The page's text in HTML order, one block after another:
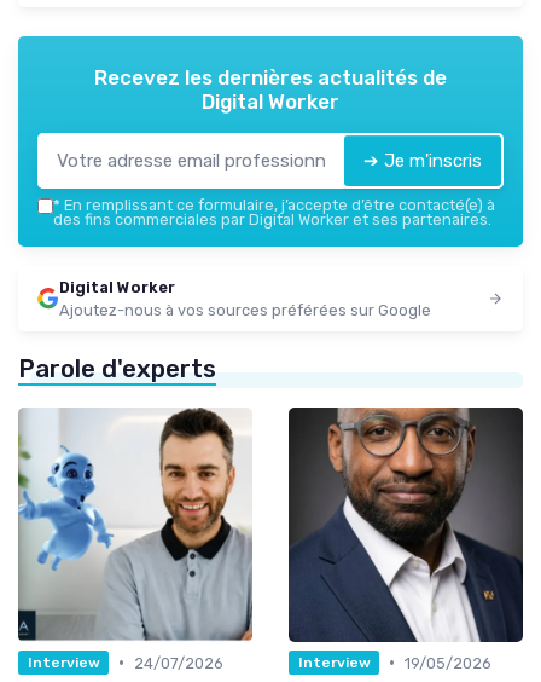
Recevez les dernières actualités de
Digital Worker
➔ Je m'inscris
* En remplissant ce formulaire, j’accepte d’être contacté(e) à
des fins commerciales par Digital Worker et ses partenaires.
Digital Worker
Ajoutez-nous à vos sources préférées sur Google
Parole d'experts
Interview •
24/07/2026
Interview • 19/05/2026